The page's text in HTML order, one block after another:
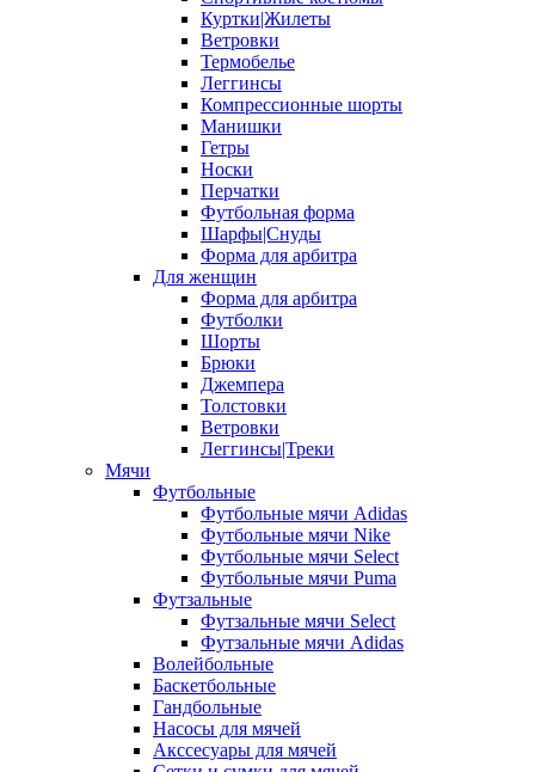
Куртки|Жилеты
Ветровки
Термобелье
Леггинсы
Компрессионные шорты
Манишки
Гетры
Носки
Перчатки
Футбольная форма
Шарфы|Снуды
Форма для арбитра
Для женщин
Форма для арбитра
Футболки
Шорты
Брюки
Джемпера
Толстовки
Ветровки
Леггинсы|Треки
Мячи
Футбольные
Футбольные мячи Adidas
Футбольные мячи Nike
Футбольные мячи Select
Футбольные мячи Puma
Футзальные
Футзальные мячи Select
Футзальные мячи Adidas
Волейбольные
Баскетбольные
Гандбольные
Насосы для мячей
Акссесуары для мячей